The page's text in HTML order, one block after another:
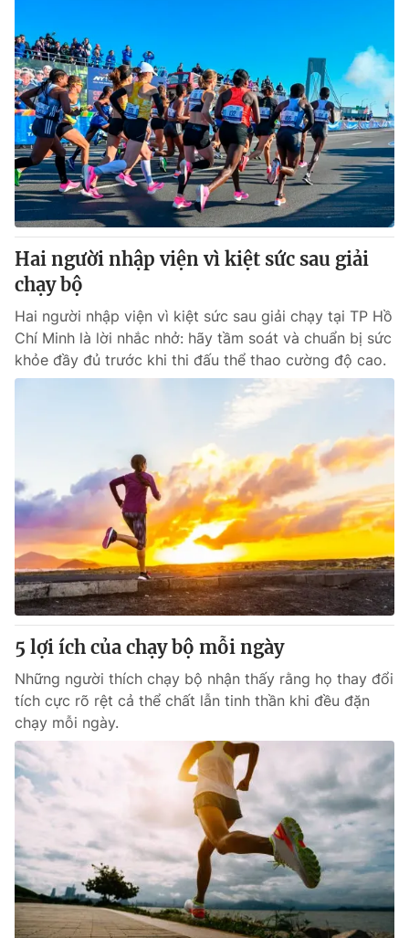
Hai người nhập viện vì kiệt sức sau giải
chạy bộ
Hai người nhập viện vì kiệt sức sau giải chạy tại TP Hồ
Chí Minh là lời nhắc nhở: hãy tầm soát và chuẩn bị sức
khỏe đầy đủ trước khi thi đấu thể thao cường độ cao.
5 lợi ích của chạy bộ mỗi ngày
Những người thích chạy bộ nhận thấy rằng họ thay đổi
tích cực rõ rệt cả thể chất lẫn tinh thần khi đều đặn
chạy mỗi ngày.